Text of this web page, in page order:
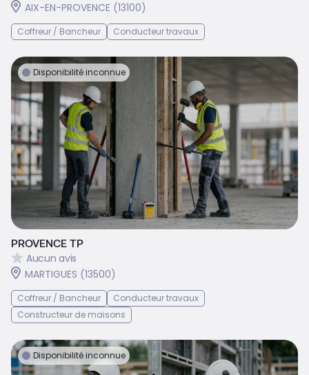
AIX-EN-PROVENCE (13100)
Coffreur / Bancheur Conducteur travaux
Disponibilité inconnue
PROVENCE TP
Aucun avis
MARTIGUES (13500)
Coffreur / Bancheur
Conducteur travaux
Constructeur de maisons
Disponibilité inconnue